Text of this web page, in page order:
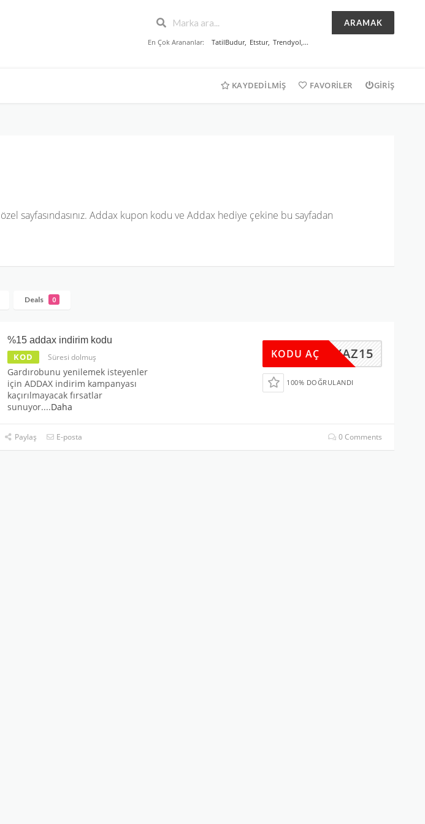
ARAMAK
En Çok Arananlar: TatilBudur, Etstur, Trendyol,...
KAYDEDILMIŞ FAVORILER GIRIŞ
sayfasındasınız. Addax kupon kodu ve Addax hediye çekine bu sayfadan
Deals 0
%15 addax indirim kodu
KOD Süresi dolmuş
Gardırobunu yenilemek isteyenler
için ADDAX indirim kampanyası
kaçırılmayacak fırsatlar
sunuyor....Daha
YAZ15
KODU AÇ
100% DOĞRULANDI
Paylaş E-posta 0 Comments